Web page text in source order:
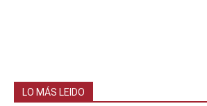
LO MÁS LEIDO